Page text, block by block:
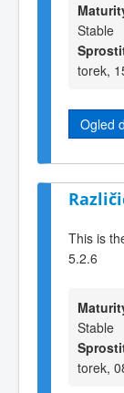
Stable
torek,
Ogled
This is
5.2.6
Stable
torek,